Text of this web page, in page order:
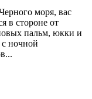
моря, вас
в стороне от
пальм, юкки и
ночной